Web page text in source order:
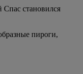
Спас становился
пироги,